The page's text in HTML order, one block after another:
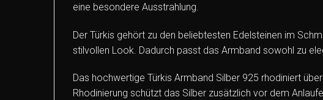
eine besondere Ausstrahlung.
Der Türkis gehört zu den beliebtesten Edelsteinen im
stilvollen Look. Dadurch passt das Armband sowohl zu
Das hochwertige Türkis Armband Silber 925 rhodiniert
Rhodinierung schützt das Silber zusätzlich vor dem